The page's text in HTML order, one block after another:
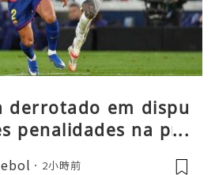
derrotado em dispu
penalidades na pré
2小時前